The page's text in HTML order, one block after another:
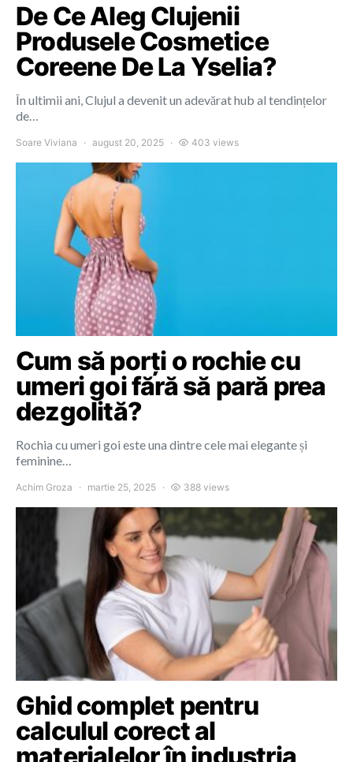
De Ce Aleg Clujenii
Produsele Cosmetice
Coreene De La Yselia?
În ultimii ani, Clujul a devenit un adevărat hub al tendințelor
de…
Soare Viviana august 20, 2025 403 views
Cum să porți o rochie cu
umeri goi fără să pară prea
dezgolită?
Rochia cu umeri goi este una dintre cele mai elegante și
feminine…
Achim Groza martie 25, 2025 388 views
Ghid complet pentru
calculul corect al